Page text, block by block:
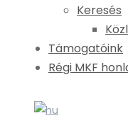
Keresés
Támogatóink
Régi MKF